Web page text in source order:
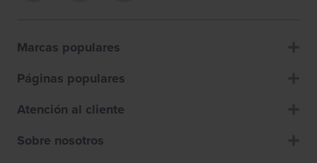
Marcas populares
Páginas populares
Atención al cliente
Sobre nosotros